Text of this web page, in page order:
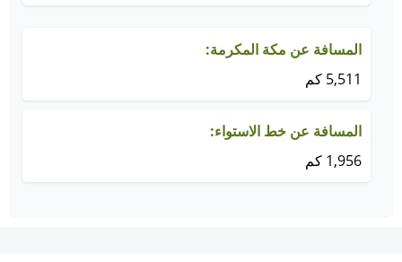
المسافة عن مكة المكرمة:
5,511 كم
المسافة عن خط الاستواء:
1,956 كم